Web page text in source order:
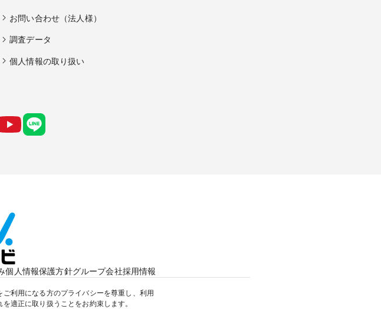
お問い合わせ（法人様）
調査データ
個人情報の取り扱い
個人情報保護方針グループ会社採用情報
利用になる方のプライバシーを尊重し、利用
適正に取り扱うことをお約束します。